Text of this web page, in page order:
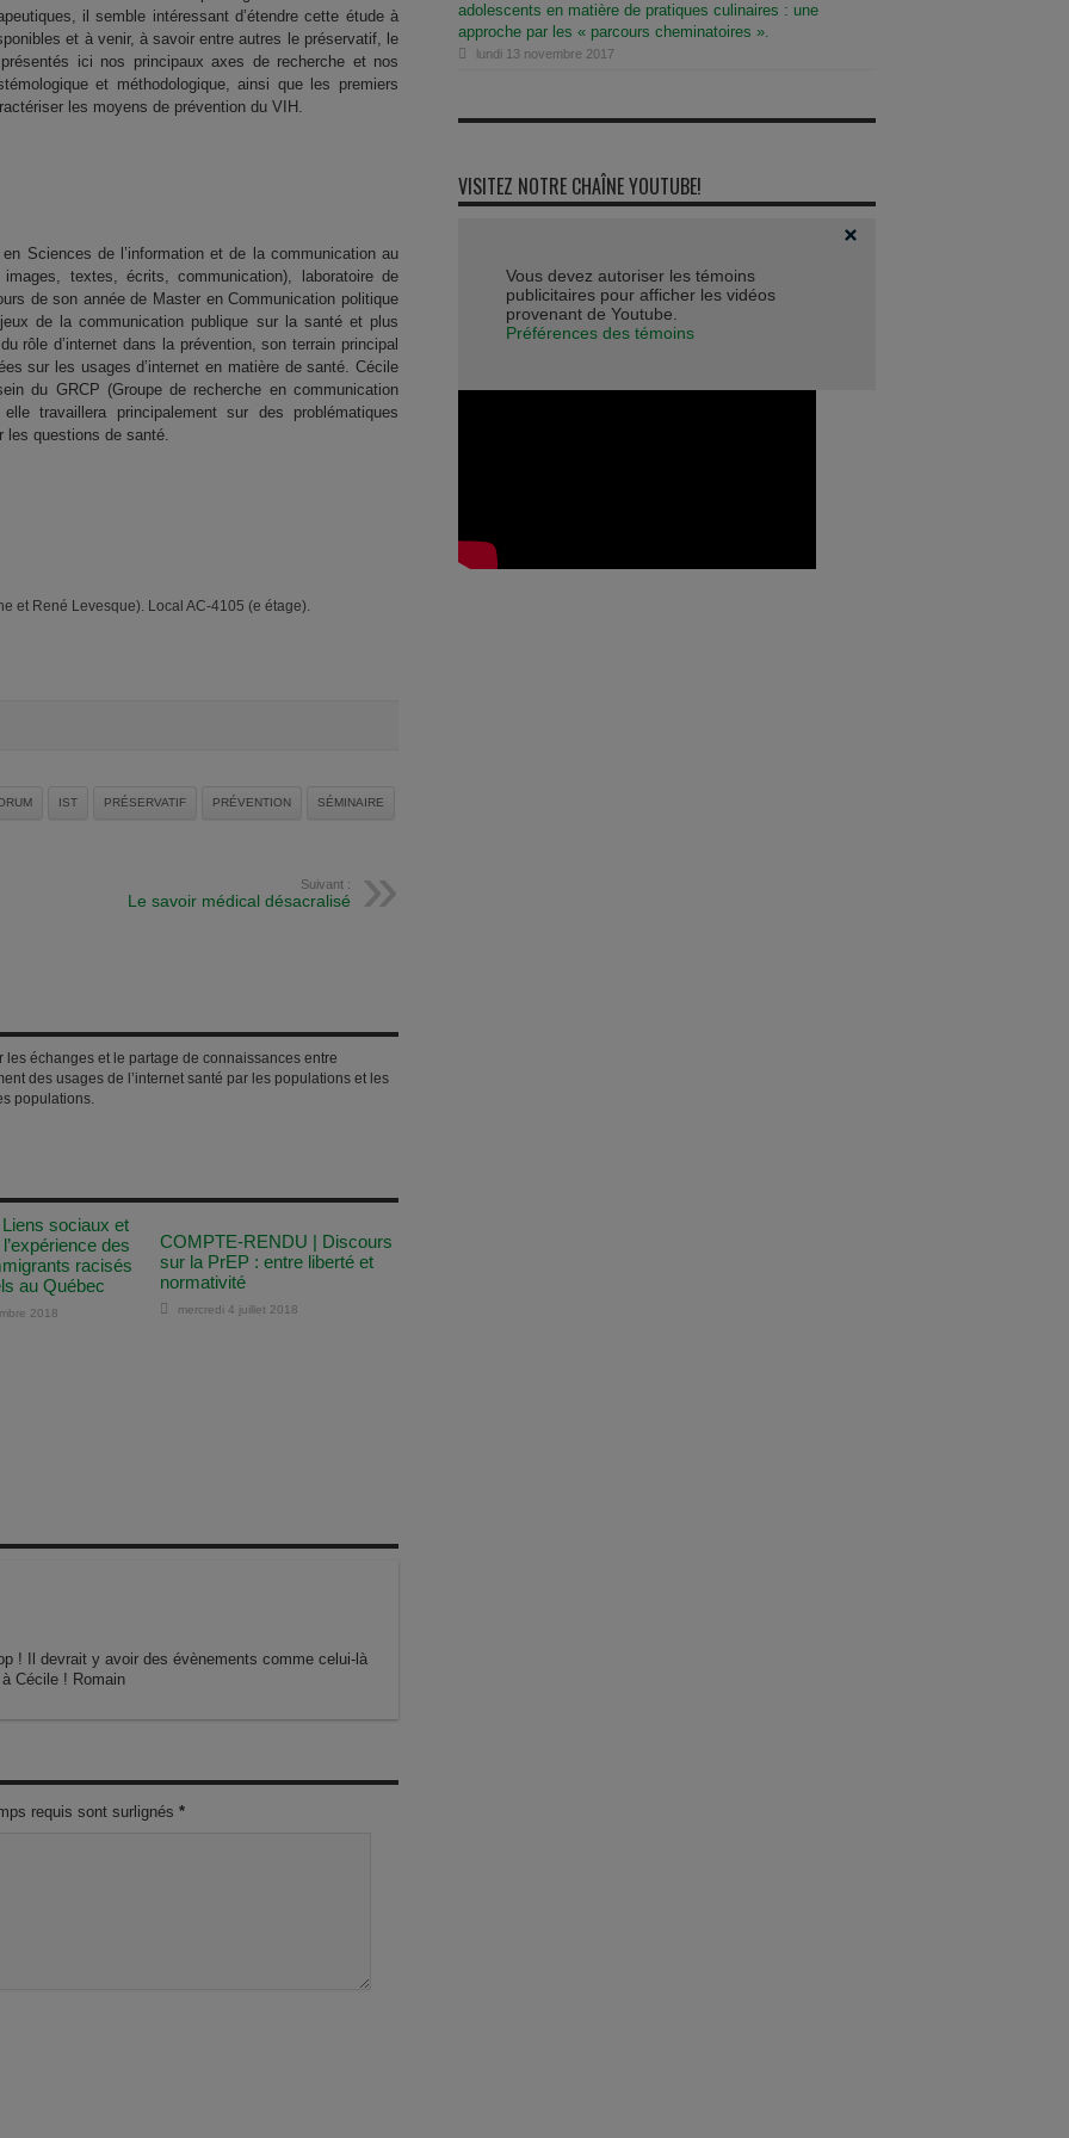
il semble intéressant d’étendre cette étude à
et à venir, à savoir entre autres le préservatif, le
ici nos principaux axes de recherche et nos
et méthodologique, ainsi que les premiers
les moyens de prévention du VIH.
Sciences de l’information et de la communication au
textes, écrits, communication), laboratoire de
de son année de Master en Communication politique
de la communication publique sur la santé et plus
rôle d’internet dans la prévention, son terrain principal
sur les usages d’internet en matière de santé. Cécile
du GRCP (Groupe de recherche en communication
travaillera principalement sur des problématiques
les questions de santé.
et René Levesque). Local AC-4105 (e étage).
IST PRÉSERVATIF PRÉVENTION SÉMINAIRE
Suivant :
Le savoir médical désacralisé
échanges et le partage de connaissances entre
des usages de l’internet santé par les populations et les
populations.
sociaux et
des
racisés
au Québec
2018
COMPTE-RENDU | Discours
sur la PrEP : entre liberté et
normativité
mercredi 4 juillet 2018
! Il devrait y avoir des évènements comme celui-là
Cécile ! Romain
requis sont surlignés *
adolescents en matière de pratiques culinaires : une
approche par les « parcours cheminatoires ».
lundi 13 novembre 2017
VISITEZ NOTRE CHAÎNE YOUTUBE!
Vous devez autoriser les témoins
publicitaires pour afficher les vidéos
provenant de Youtube.
Préférences des témoins